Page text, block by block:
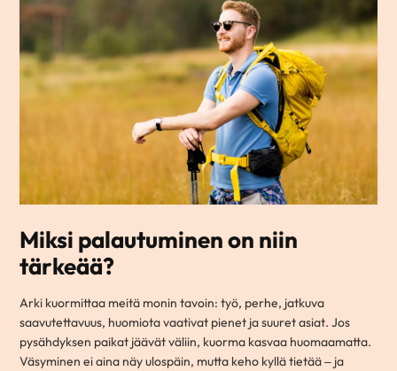
Miksi palautuminen on niin
tärkeää?
Arki kuormittaa meitä monin tavoin: työ, perhe, jatkuva
saavutettavuus, huomiota vaativat pienet ja suuret asiat. Jos
pysähdyksen paikat jäävät väliin, kuorma kasvaa huomaamatta.
Väsyminen ei aina näy ulospäin, mutta keho kyllä tietää – ja